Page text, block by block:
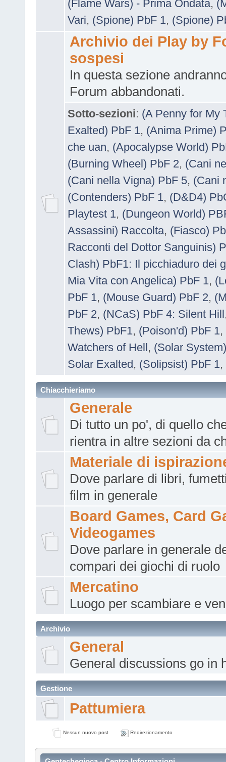
(Flame Wars) - Prima Ondata,
Vari, (Spione) PbF 1, (Spione)
Archivio dei Play by
sospesi
In questa sezione
Forum abbandonati.
Sotto-sezioni: (A Penny for My
Exalted) PbF 1, (Anima Prime)
che uan, (Apocalypse World)
(Burning Wheel) PbF 2, (Cani
(Cani nella Vigna) PbF 5, (Cani
(Contenders) PbF 1, (D&D4)
Playtest 1, (Dungeon World)
Assassini) Raccolta, (Fiasco)
Racconti del Dottor Sanguinis)
Clash) PbF1: Il picchiaduro dei
Mia Vita con Angelica) PbF 1,
PbF 1, (Mouse Guard) PbF 2,
PbF 2, (NCaS) PbF 4: Silent Hill
Thews) PbF1, (Poison'd) PbF 1,
Watchers of Hell, (Solar
Solar Exalted, (Solipsist) PbF 1,
Chiacchieriamo
Generale
Di tutto un po', di quello
rientra in altre sezioni da
Materiale di
Dove parlare di libri,
film in generale
Board Games, Card
Videogames
Dove parlare in generale
compari dei giochi di ruolo
Mercatino
Luogo per scambiare e
Archivio
General
General discussions go in
Gestione
Pattumiera
Nessun nuovo post Redirezionamento